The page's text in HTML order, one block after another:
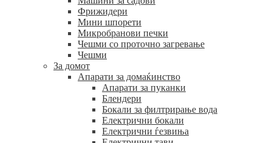
Фрижидери
Мини шпорети
Микробранови печки
Чешми со проточно загревање
Чешми
За домот
Апарати за домаќинство
Апарати за пуканки
Блендери
Бокали за филтрирање вода
Електрични бокали
Електрични ѓезвиња